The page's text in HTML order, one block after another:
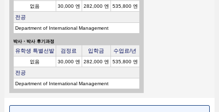
없음 30,000 엔 282,000 엔 535,800 엔
전공
Department of International Management
박사・박사 후기과정
유학생 특별선발 검정료 입학금 수업료/년
없음 30,000 엔 282,000 엔 535,800 엔
전공
Department of International Management